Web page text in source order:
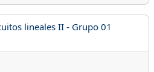
lineales II - Grupo 01